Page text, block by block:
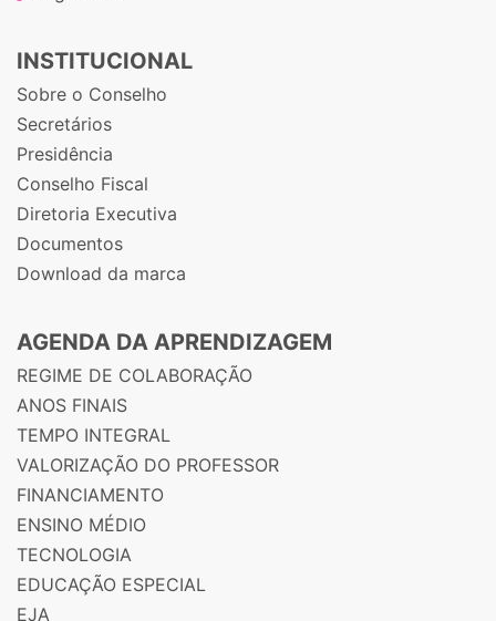
INSTITUCIONAL
Sobre o Conselho
Secretários
Presidência
Conselho Fiscal
Diretoria Executiva
Documentos
Download da marca
AGENDA DA APRENDIZAGEM
REGIME DE COLABORAÇÃO
ANOS FINAIS
TEMPO INTEGRAL
VALORIZAÇÃO DO PROFESSOR
FINANCIAMENTO
ENSINO MÉDIO
TECNOLOGIA
EDUCAÇÃO ESPECIAL
EJA